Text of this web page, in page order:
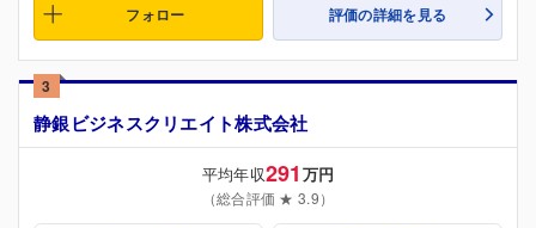
フォロー 評価の詳細を見る
3
静銀ビジネスクリエイト株式会社
平均年収291 万円
（総合評価 ★ 3.9）